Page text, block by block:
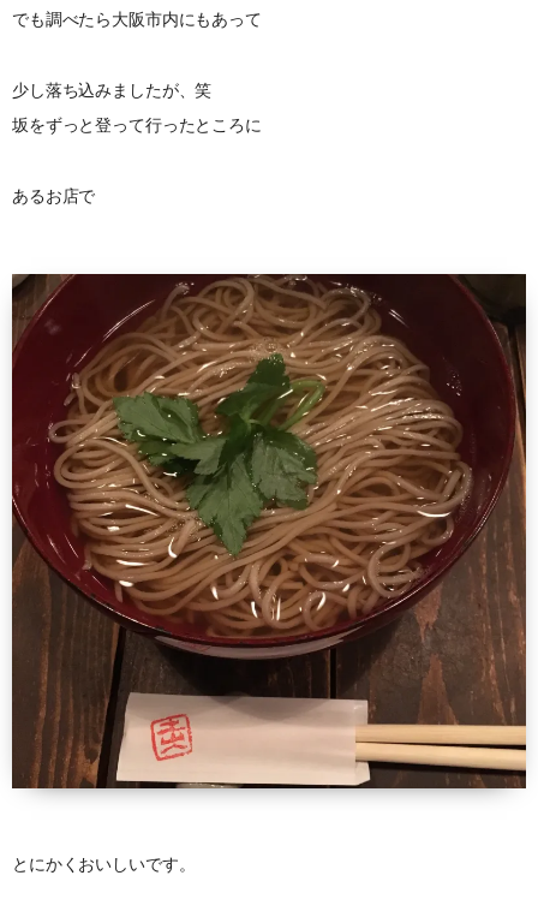
でも調べたら大阪市内にもあって
少し落ち込みましたが、笑
坂をずっと登って行ったところに
あるお店で
とにかくおいしいです。